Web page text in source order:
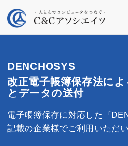
DENCHOSYS
改正電子帳簿保存法に
とデータの送付
電子帳簿保存に対応した『
記載の企業様でご利用いただ